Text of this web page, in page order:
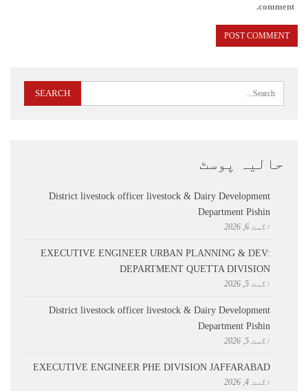
comment.
حالیہ پوسٹ
District livestock officer livestock & Dairy Development
Department Pishin
اگست 6, 2026
EXECUTIVE ENGINEER URBAN PLANNING & DEV:
DEPARTMENT QUETTA DIVISION
اگست 5, 2026
District livestock officer livestock & Dairy Development
Department Pishin
اگست 5, 2026
EXECUTIVE ENGINEER PHE DIVISION JAFFARABAD
اگست 4, 2026